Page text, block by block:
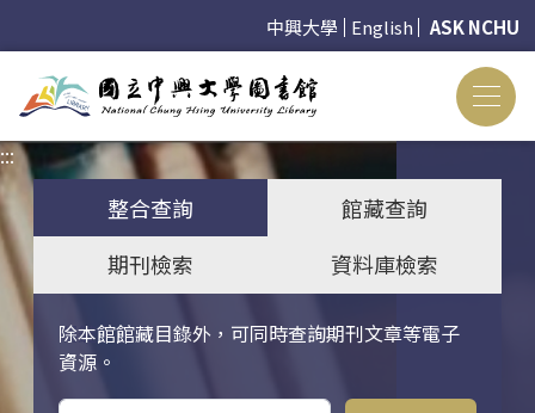
中興大學 English ASK NCHU
:::
整合查詢
館藏查詢
期刊檢索
資料庫檢索
除本館館藏目錄外，可同時查詢期刊文章等電子
資源。
關鍵字搜尋